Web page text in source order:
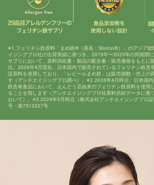
※1.フェリチン鉄原料「まめ鉄®（英名：SloIron®）」のアジア総
イジングプロ社の出荷実績に基づき、2019年〜2025年の同期間
サプリにおいて、原料供給量・製品の配合量・販売価格をもとに
出。2026年4月現在、日本国内で販売されているフェリチン鉄含
該原料を使用しており、「レピールまめ鉄」は販売個数・売上の
す（アンチエイジングプロ調べ）。※2.2026年4月時点、日本国
鉄含有食品において、えんどう豆由来のフェリチン鉄原料を使用
ることを指します（アンチエイジングプロ社原料供給データに基
おいて）。※3.2024年9月時点（株式会社アンチエイジングプロ
号・第7513327号